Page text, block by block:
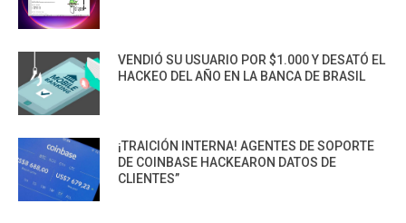
VENDIÓ SU USUARIO POR $1.000 Y DESATÓ EL
HACKEO DEL AÑO EN LA BANCA DE BRASIL
¡TRAICIÓN INTERNA! AGENTES DE SOPORTE
DE COINBASE HACKEARON DATOS DE
CLIENTES”